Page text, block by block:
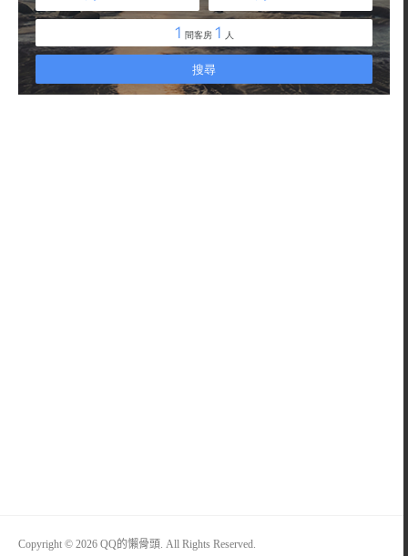
Copyright © 2026 QQ的懶骨頭. All Rights Reserved.